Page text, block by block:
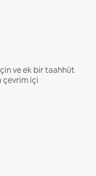
ve ek bir taahhüt
çevrim içi